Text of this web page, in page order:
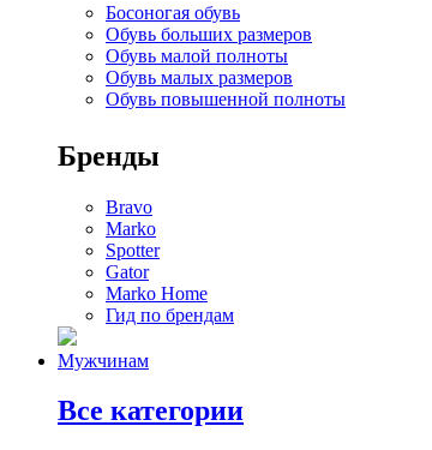
Босоногая обувь
Обувь больших размеров
Обувь малой полноты
Обувь малых размеров
Обувь повышенной полноты
Бренды
Bravo
Marko
Spotter
Gator
Marko Home
Гид по брендам
Мужчинам
Все категории